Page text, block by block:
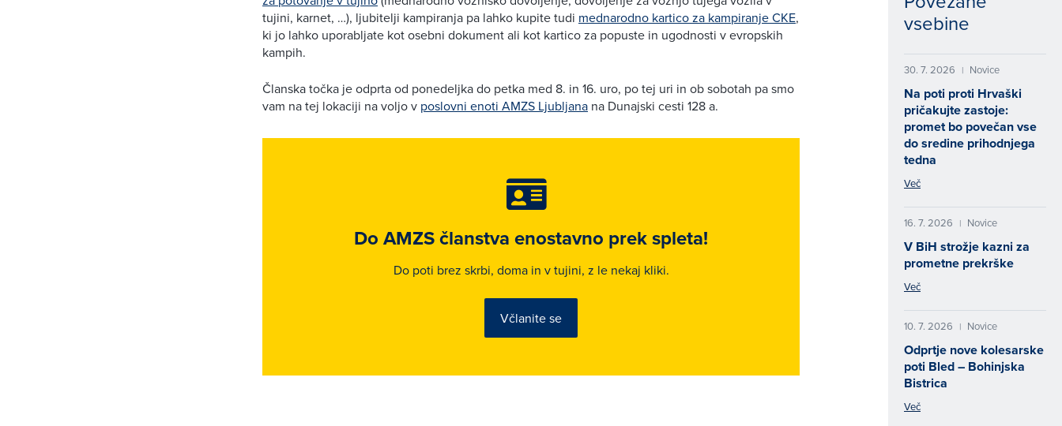
tujini, karnet, …), ljubitelji kampiranja pa lahko kupite tudi mednarodno kartico za kampiranje CKE,
ki jo lahko uporabljate kot osebni dokument ali kot kartico za popuste in ugodnosti v evropskih
kampih.
Članska točka je odprta od ponedeljka do petka med 8. in 16. uro, po tej uri in ob sobotah pa smo
vam na tej lokaciji na voljo v poslovni enoti AMZS Ljubljana na Dunajski cesti 128 a.
Do AMZS članstva enostavno prek spleta!
Do poti brez skrbi, doma in v tujini, z le nekaj kliki.
Včlanite se
vsebine
30. 7. 2026 | Novice
Na poti proti Hrvaški
pričakujte zastoje:
promet bo povečan vse
do sredine prihodnjega
tedna
Več
16. 7. 2026 | Novice
V BiH strožje kazni za
prometne prekrške
Več
10. 7. 2026 | Novice
Odprtje nove kolesarske
poti Bled – Bohinjska
Bistrica
Več